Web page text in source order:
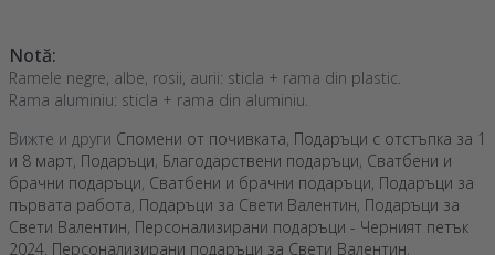
Notă:
Ramele negre, albe, rosii, aurii: sticla + rama din plastic.
Rama aluminiu: sticla + rama din aluminiu.
Вижте и други Спомени от почивката, Подаръци с отстъпка за 1
и 8 март, Подаръци, Благодарствени подаръци, Сватбени и
брачни подаръци, Сватбени и брачни подаръци, Подаръци за
първата работа, Подаръци за Свети Валентин, Подаръци за
Свети Валентин, Персонализирани подаръци - Черният петък
2024, Персонализирани подаръци за Свети Валентин,